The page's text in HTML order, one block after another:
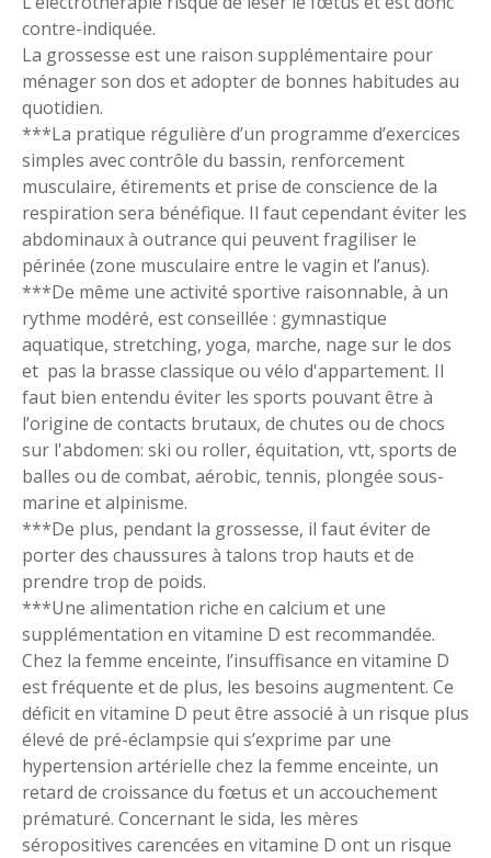
contre-indiquée.
La grossesse est une raison supplémentaire pour
ménager son dos et adopter de bonnes habitudes au
quotidien.
***La pratique régulière d’un programme d’exercices
simples avec contrôle du bassin, renforcement
musculaire, étirements et prise de conscience de la
respiration sera bénéfique. Il faut cependant éviter les
abdominaux à outrance qui peuvent fragiliser le
périnée (zone musculaire entre le vagin et l’anus).
***De même une activité sportive raisonnable, à un
rythme modéré, est conseillée : gymnastique
aquatique, stretching, yoga, marche, nage sur le dos
et pas la brasse classique ou vélo d'appartement. Il
faut bien entendu éviter les sports pouvant être à
l’origine de contacts brutaux, de chutes ou de chocs
sur l'abdomen: ski ou roller, équitation, vtt, sports de
balles ou de combat, aérobic, tennis, plongée sous-
marine et alpinisme.
***De plus, pendant la grossesse, il faut éviter de
porter des chaussures à talons trop hauts et de
prendre trop de poids.
***Une alimentation riche en calcium et une
supplémentation en vitamine D est recommandée.
Chez la femme enceinte, l’insuffisance en vitamine D
est fréquente et de plus, les besoins augmentent. Ce
déficit en vitamine D peut être associé à un risque plus
élevé de pré-éclampsie qui s’exprime par une
hypertension artérielle chez la femme enceinte, un
retard de croissance du fœtus et un accouchement
prématuré. Concernant le sida, les mères
séropositives carencées en vitamine D ont un risque